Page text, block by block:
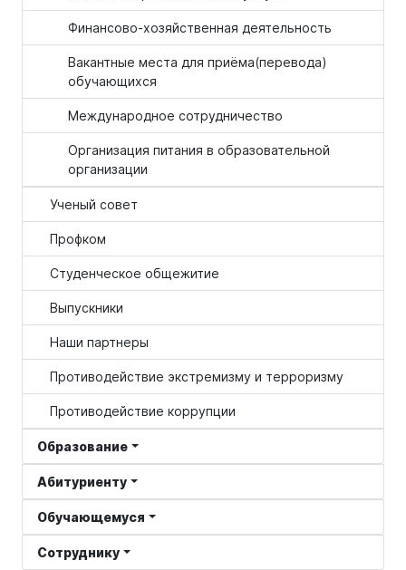
Финансово-хозяйственная деятельность
Вакантные места для приёма(перевода)
обучающихся
Международное сотрудничество
Организация питания в образовательной
организации
Ученый совет
Профком
Студенческое общежитие
Выпускники
Наши партнеры
Противодействие экстремизму и терроризму
Противодействие коррупции
Образование
Абитуриенту
Обучающемуся
Сотруднику